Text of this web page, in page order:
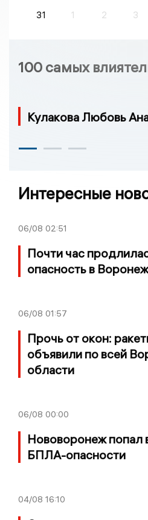
31
1 2 3
100 самых
Кулакова Любовь
Интересные
06/08 02:51
Почти час
опасность в
06/08 01:57
Прочь от окон:
объявили по всей
области
06/08 00:00
Нововоронеж попал
БПЛА-опасности
04/08 16:10